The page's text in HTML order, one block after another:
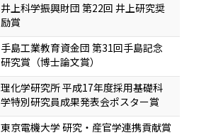
井上科学振興財団 第22回 井上研究奨
励賞
手島工業教育資金団 第31回手島記念
研究賞（博士論文賞）
理化学研究所 平成17年度採用基礎科
学特別研究員成果発表会ポスター賞
東京電機大学 研究・産官学連携貢献賞